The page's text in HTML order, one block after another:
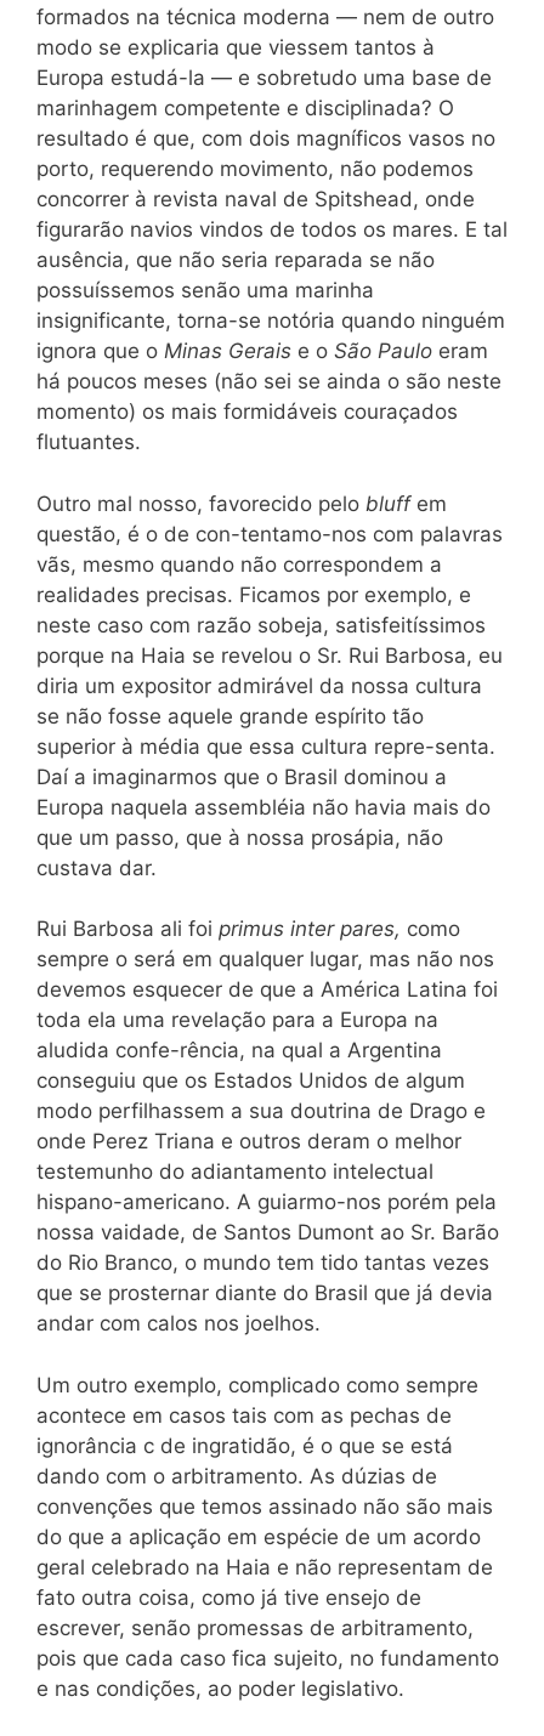
formados na técnica moderna — nem de outro
modo se explicaria que viessem tantos à
Europa estudá-la — e sobretudo uma base de
marinhagem competente e disciplinada? O
resultado é que, com dois magníficos vasos no
porto, requerendo movimento, não podemos
concorrer à revista naval de Spitshead, onde
figurarão navios vindos de todos os mares. E tal
ausência, que não seria reparada se não
possuíssemos senão uma marinha
insignificante, torna-se notória quando ninguém
ignora que o Minas Gerais e o São Paulo eram
há poucos meses (não sei se ainda o são neste
momento) os mais formidáveis couraçados
flutuantes.
Outro mal nosso, favorecido pelo bluff em
questão, é o de con-tentamo-nos com palavras
vãs, mesmo quando não correspondem a
realidades precisas. Ficamos por exemplo, e
neste caso com razão sobeja, satisfeitíssimos
porque na Haia se revelou o Sr. Rui Barbosa, eu
diria um expositor admirável da nossa cultura
se não fosse aquele grande espírito tão
superior à média que essa cultura repre-senta.
Daí a imaginarmos que o Brasil dominou a
Europa naquela assembléia não havia mais do
que um passo, que à nossa prosápia, não
custava dar.
Rui Barbosa ali foi primus inter pares, como
sempre o será em qualquer lugar, mas não nos
devemos esquecer de que a América Latina foi
toda ela uma revelação para a Europa na
aludida confe-rência, na qual a Argentina
conseguiu que os Estados Unidos de algum
modo perfilhassem a sua doutrina de Drago e
onde Perez Triana e outros deram o melhor
testemunho do adiantamento intelectual
hispano-americano. A guiarmo-nos porém pela
nossa vaidade, de Santos Dumont ao Sr. Barão
do Rio Branco, o mundo tem tido tantas vezes
que se prosternar diante do Brasil que já devia
andar com calos nos joelhos.
Um outro exemplo, complicado como sempre
acontece em casos tais com as pechas de
ignorância c de ingratidão, é o que se está
dando com o arbitramento. As dúzias de
convenções que temos assinado não são mais
do que a aplicação em espécie de um acordo
geral celebrado na Haia e não representam de
fato outra coisa, como já tive ensejo de
escrever, senão promessas de arbitramento,
pois que cada caso fica sujeito, no fundamento
e nas condições, ao poder legislativo.